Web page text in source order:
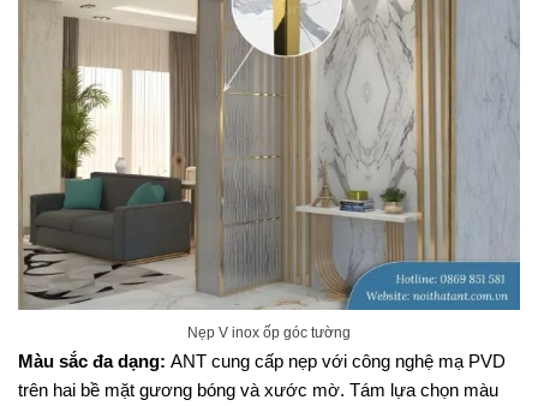
Nẹp V inox ốp góc tường
Màu sắc đa dạng: ANT cung cấp nẹp với công nghệ mạ PVD
trên hai bề mặt gương bóng và xước mờ. Tám lựa chọn màu